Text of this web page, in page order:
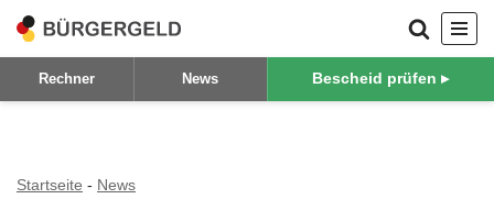
Zum
Inhalt
Rechner News Bescheid prüfen ▸
Startseite - News